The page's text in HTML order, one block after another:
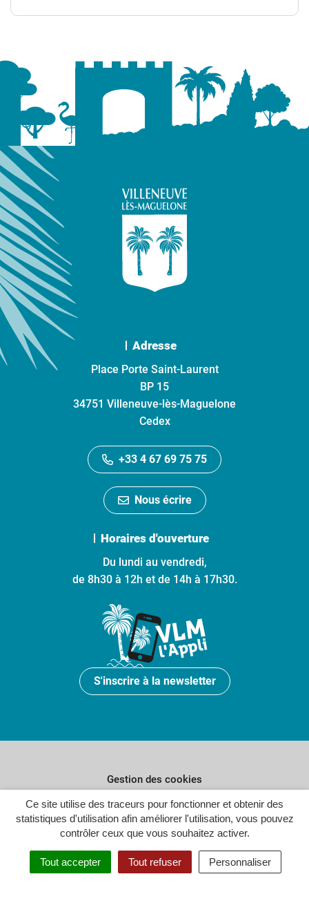
Ce site utilise des traceurs pour fonctionner et obtenir des
statistiques d'utilisation afin améliorer l'utilisation, vous pouvez
contrôler ceux que vous souhaitez activer.
Tout accepter Tout refuser Personnaliser
Adresse
Place Porte Saint-Laurent
BP 15
34751 Villeneuve-lès-Maguelone
Cedex
+33 4 67 69 75 75
Nous écrire
Horaires d'ouverture
Du lundi au vendredi,
de 8h30 à 12h et de 14h à 17h30.
S'inscrire à la newsletter
Gestion des cookies
Plan du site
Politique de confidentialité
Crédits